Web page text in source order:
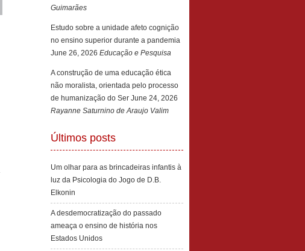
Guimarães
Estudo sobre a unidade afeto cognição
no ensino superior durante a pandemia
June 26, 2026 Educação e Pesquisa
A construção de uma educação ética
não moralista, orientada pelo processo
de humanização do Ser June 24, 2026
Rayanne Saturnino de Araujo Valim
Últimos posts
Um olhar para as brincadeiras infantis à
luz da Psicologia do Jogo de D.B.
Elkonin
A desdemocratização do passado
ameaça o ensino de história nos
Estados Unidos